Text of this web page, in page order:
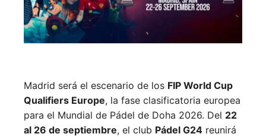
Madrid será el escenario de los FIP World Cup
Qualifiers Europe, la fase clasificatoria europea
para el Mundial de Pádel de Doha 2026. Del 22
al 26 de septiembre, el club Pádel G24 reunirá